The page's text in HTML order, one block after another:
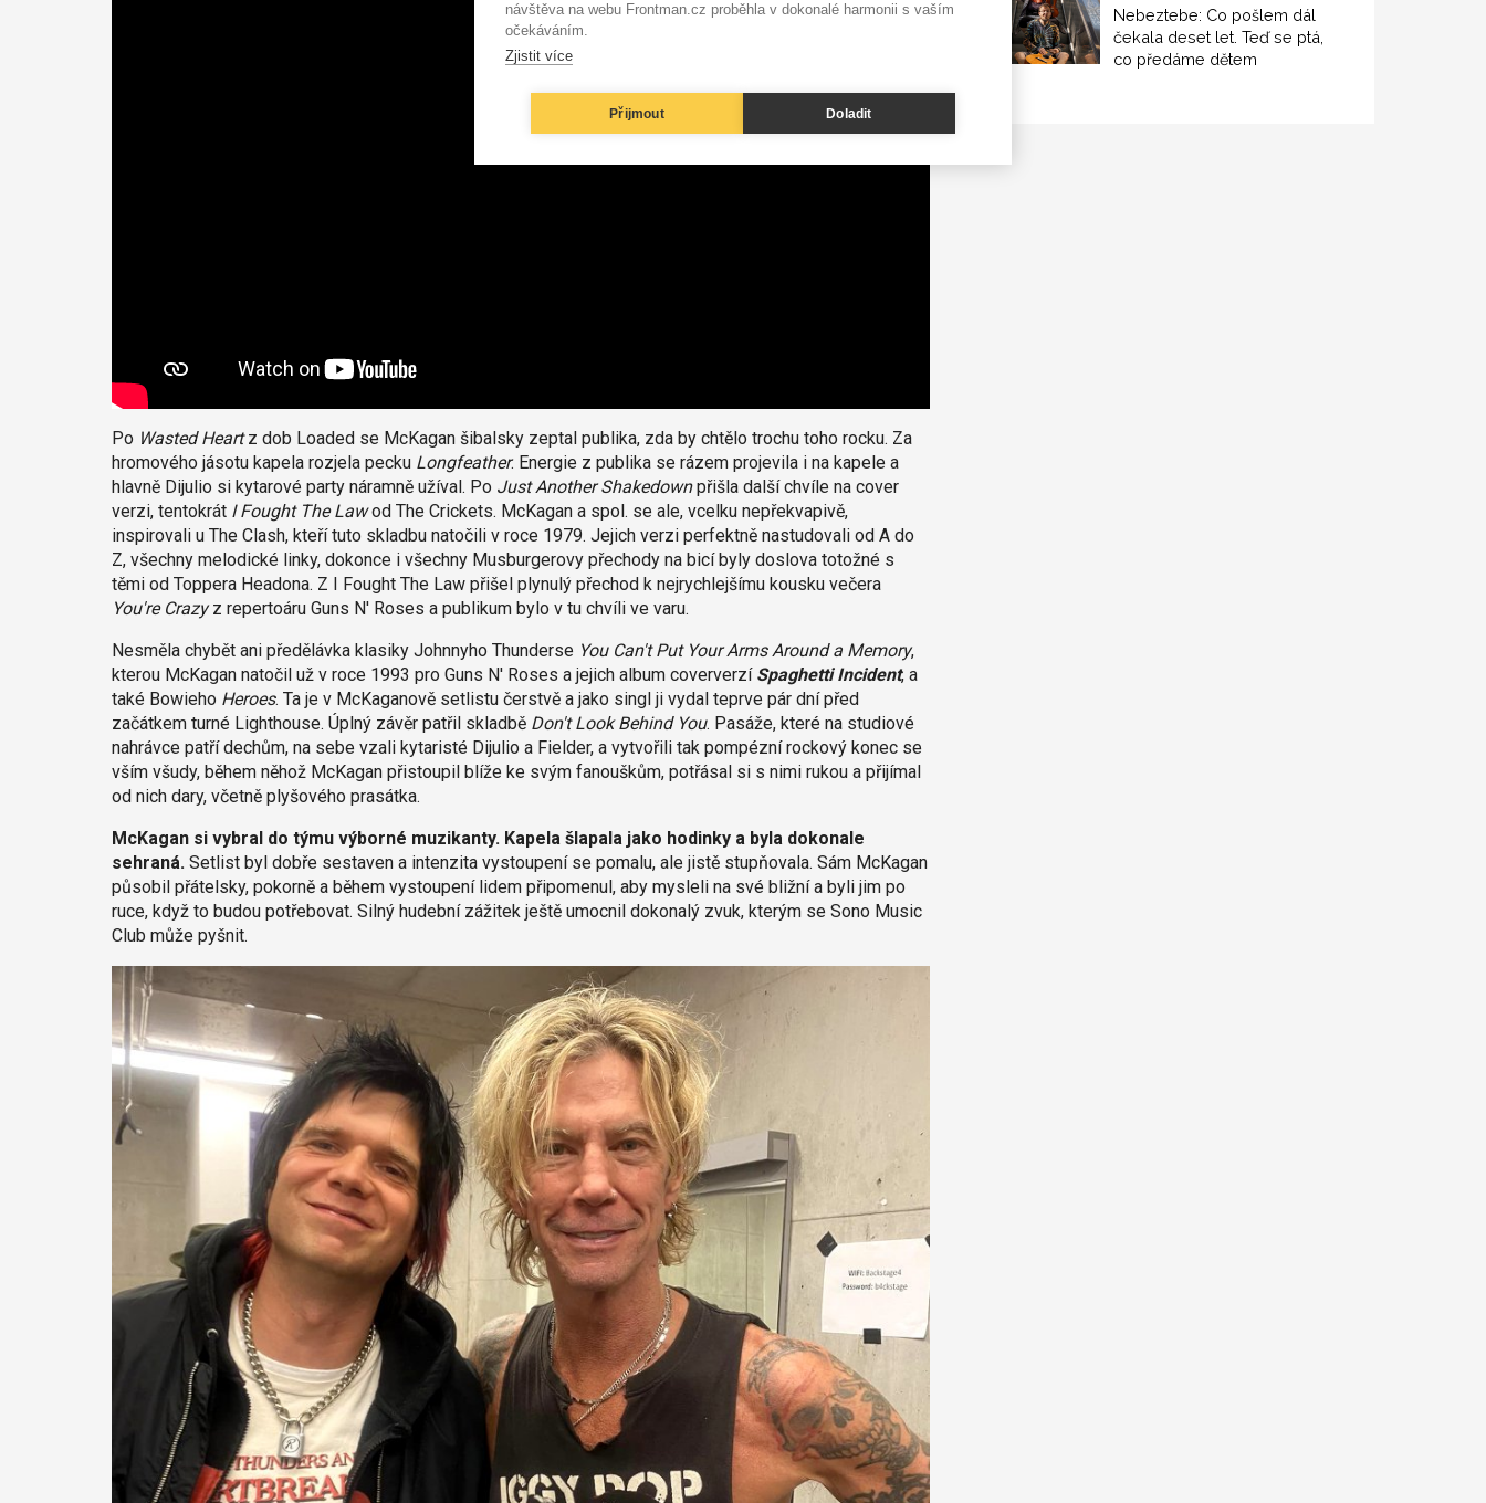
Po Wasted Heartz dob Loaded se McKagan šibalsky zeptal publika, zda by chtělo trochu toho rocku. Za
hromového jásotu kapela rozjela pecku Longfeather. Energie z publika se rázem projevila i na kapele a
hlavně Dijulio si kytarové party náramně užíval. Po Just Another Shakedownpřišla další chvíle na cover
verzi, tentokrát I Fought The Lawod The Crickets. McKagan a spol. se ale, vcelku nepřekvapivě,
inspirovali u The Clash, kteří tuto skladbu natočili v roce 1979. Jejich verzi perfektně nastudovali od A do
Z, všechny melodické linky, dokonce i všechny Musburgerovy přechody na bicí byly doslova totožné s
těmi od Toppera Headona. Z I Fought The Law přišel plynulý přechod k nejrychlejšímu kousku večera
You're Crazyz repertoáru Guns N' Roses a publikum bylo v tu chvíli ve varu.
Nesměla chybět ani předělávka klasiky Johnnyho Thunderse You Can't Put Your Arms Around a Memory,
kterou McKagan natočil už v roce 1993 pro Guns N' Roses a jejich album coververzí Spaghetti Incident, a
také Bowieho Heroes. Ta je v McKaganově setlistu čerstvě a jako singl ji vydal teprve pár dní před
začátkem turné Lighthouse. Úplný závěr patřil skladbě Don't Look Behind You. Pasáže, které na studiové
nahrávce patří dechům, na sebe vzali kytaristé Dijulio a Fielder, a vytvořili tak pompézní rockový konec se
vším všudy, během něhož McKagan přistoupil blíže ke svým fanouškům, potřásal si s nimi rukou a přijímal
od nich dary, včetně plyšového prasátka.
McKagan si vybral do týmu výborné muzikanty. Kapela šlapala jako hodinky a byla dokonale
sehraná. Setlist byl dobře sestaven a intenzita vystoupení se pomalu, ale jistě stupňovala. Sám McKagan
působil přátelsky, pokorně a během vystoupení lidem připomenul, aby mysleli na své bližní a byli jim po
ruce, když to budou potřebovat. Silný hudební zážitek ještě umocnil dokonalý zvuk, kterým se Sono Music
Club může pyšnit.
Nebeztebe: Co pošlem dál
čekala deset let. Teď se ptá,
co předáme dětem
návštěva na webu Frontman.cz proběhla v dokonalé harmonii s vaším
očekáváním.
Zjistit více
Přijmout Doladit